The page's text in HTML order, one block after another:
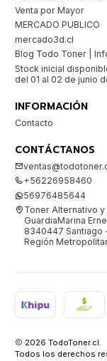
Venta por Mayor
MERCADO PUBLICO
mercado3d.cl
Blog Todo Toner |
Stock inicial
del 01 al 02 de junio
INFORMACIÓN
Contacto
CONTÁCTANOS
+56226958460
56976485644
Toner Alternativo
GuardiaMarina
8340447 Santiago
Región
2026 TodoToner.cl.
Todos los derechos